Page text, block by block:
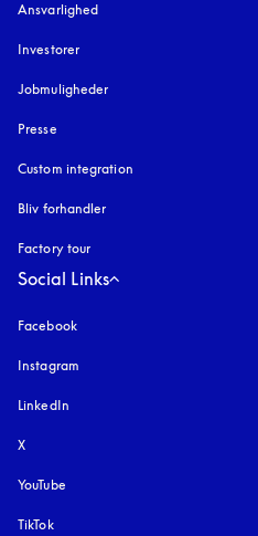
Ansvarlighed
Investorer
Jobmuligheder
Presse
Custom integration
Bliv forhandler
Factory tour
Social Links
Facebook
Instagram
LinkedIn
X
YouTube
TikTok